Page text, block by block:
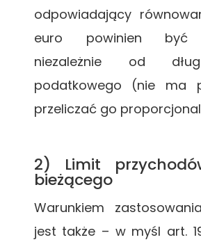
odpowiadający
euro powinien być
niezależnie od
podatkowego (nie ma
przeliczać go
2) Limit
bieżącego
Warunkiem
jest także – w myśl art.